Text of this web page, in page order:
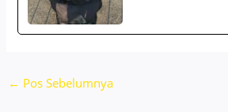
← Pos Sebelumnya